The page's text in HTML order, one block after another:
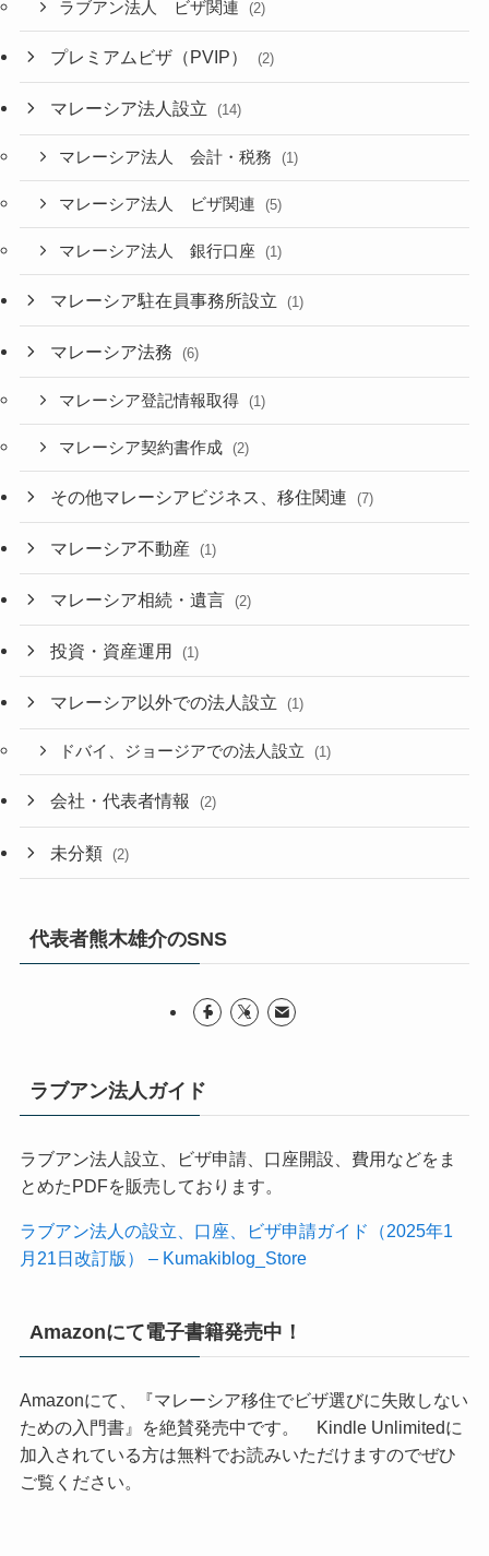
ラブアン法人 ビザ関連 (2)
プレミアムビザ（PVIP） (2)
マレーシア法人設立 (14)
マレーシア法人 会計・税務 (1)
マレーシア法人 ビザ関連 (5)
マレーシア法人 銀行口座 (1)
マレーシア駐在員事務所設立 (1)
マレーシア法務 (6)
マレーシア登記情報取得 (1)
マレーシア契約書作成 (2)
その他マレーシアビジネス、移住関連 (7)
マレーシア不動産 (1)
マレーシア相続・遺言 (2)
投資・資産運用 (1)
マレーシア以外での法人設立 (1)
ドバイ、ジョージアでの法人設立 (1)
会社・代表者情報 (2)
未分類 (2)
代表者熊木雄介のSNS
ラブアン法人ガイド
ラブアン法人設立、ビザ申請、口座開設、費用などをま
とめたPDFを販売しております。
ラブアン法人の設立、口座、ビザ申請ガイド（2025年1
月21日改訂版） – Kumakiblog_Store
Amazonにて電子書籍発売中！
Amazonにて、『マレーシア移住でビザ選びに失敗しない
ための入門書』を絶賛発売中です。 Kindle Unlimitedに
加入されている方は無料でお読みいただけますのでぜひ
ご覧ください。